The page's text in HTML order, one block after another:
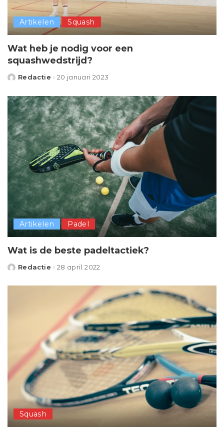
Artikelen Squash
Wat heb je nodig voor een
squashwedstrijd?
Posted
Redactie 20 januari 2023
Artikelen Padel
Wat is de beste padeltactiek?
Posted
Redactie 28 april 2022
Squash